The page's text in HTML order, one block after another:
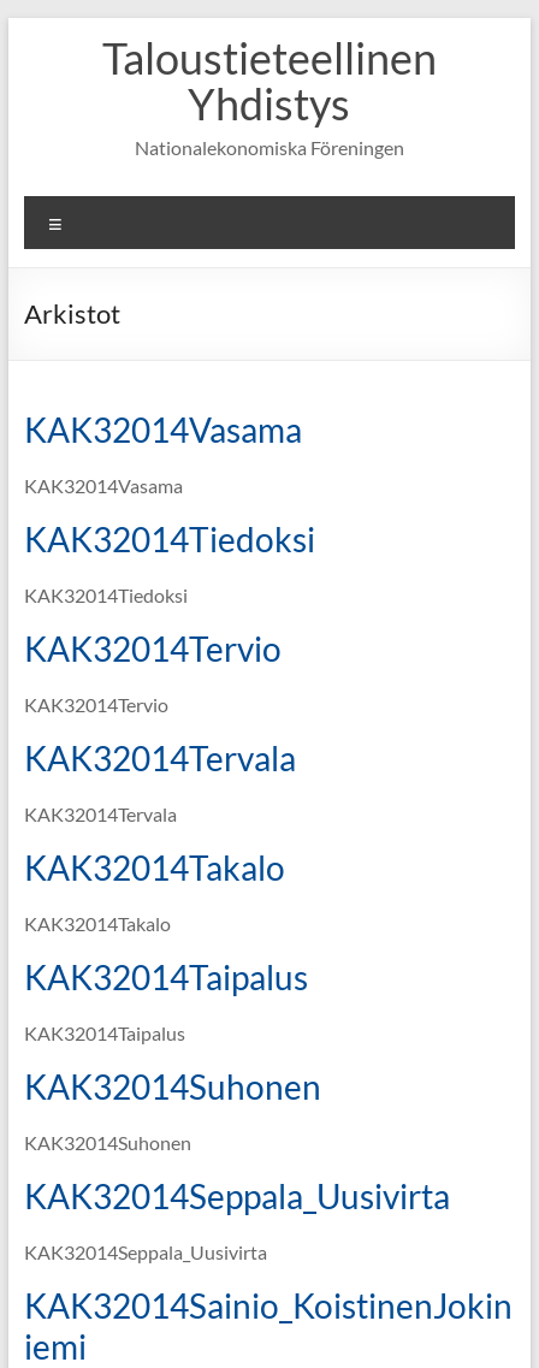
Taloustieteellinen
Yhdistys
Nationalekonomiska Föreningen
Arkistot
KAK32014Vasama
KAK32014Vasama
KAK32014Tiedoksi
KAK32014Tiedoksi
KAK32014Tervio
KAK32014Tervio
KAK32014Tervala
KAK32014Tervala
KAK32014Takalo
KAK32014Takalo
KAK32014Taipalus
KAK32014Taipalus
KAK32014Suhonen
KAK32014Suhonen
KAK32014Seppala_Uusivirta
KAK32014Seppala_Uusivirta
KAK32014Sainio_KoistinenJokin
iemi